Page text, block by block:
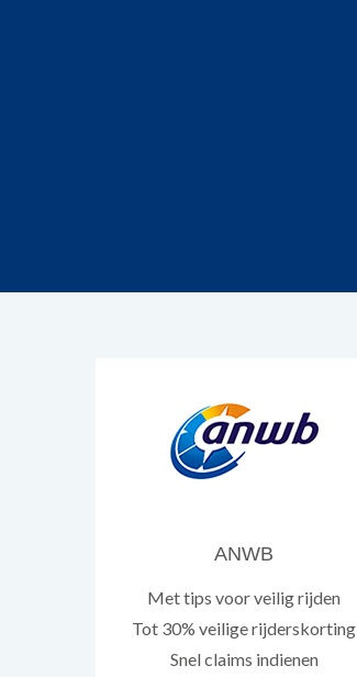
ANWB
Met tips voor veilig rijden
Tot 30% veilige rijderskorting
Snel claims indienen